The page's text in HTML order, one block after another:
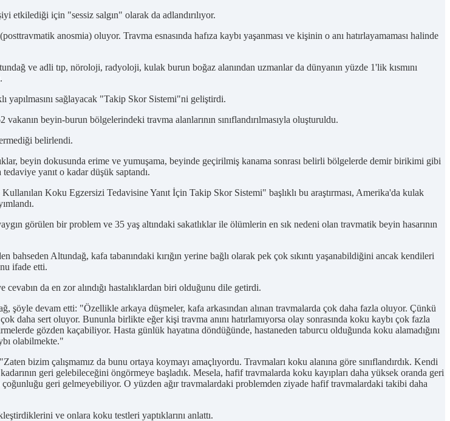
etkilediği için "sessiz salgın" olarak da adlandırılıyor.
anosmia) oluyor. Travma esnasında hafıza kaybı yaşanması ve kişinin o anı hatırlayamaması halinde
ve adli tıp, nöroloji, radyoloji, kulak burun boğaz alanından uzmanlar da dünyanın yüzde 1'lik kısmını
yapılmasını sağlayacak "Takip Skor Sistemi"ni geliştirdi.
beyin-burun bölgelerindeki travma alanlarının sınıflandırılmasıyla oluşturuldu.
belirlendi.
beyin dokusunda erime ve yumuşama, beyinde geçirilmiş kanama sonrası belirli bölgelerde demir birikimi gibi
yanıt o kadar düşük saptandı.
Koku Egzersizi Tedavisine Yanıt İçin Takip Skor Sistemi" başlıklı bu araştırması, Amerika'da kulak
görülen bir problem ve 35 yaş altındaki sakatlıklar ile ölümlerin en sık nedeni olan travmatik beyin hasarının
bahseden Altundağ, kafa tabanındaki kırığın yerine bağlı olarak pek çok sıkıntı yaşanabildiğini ancak kendileri
ifade etti.
da en zor alındığı hastalıklardan biri olduğunu dile getirdi.
şöyle devam etti: "Özellikle arkaya düşmeler, kafa arkasından alınan travmalarda çok daha fazla oluyor. Çünkü
daha sert oluyor. Bununla birlikte eğer kişi travma anını hatırlamıyorsa olay sonrasında koku kaybı çok fazla
gözden kaçabiliyor. Hasta günlük hayatına döndüğünde, hastaneden taburcu olduğunda koku alamadığını
olabilmekte."
bizim çalışmamız da bunu ortaya koymayı amaçlıyordu. Travmaları koku alanına göre sınıflandırdık. Kendi
geri gelebileceğini öngörmeye başladık. Mesela, hafif travmalarda koku kayıpları daha yüksek oranda geri
geri gelmeyebiliyor. O yüzden ağır travmalardaki problemden ziyade hafif travmalardaki takibi daha
ve onlara koku testleri yaptıklarını anlattı.